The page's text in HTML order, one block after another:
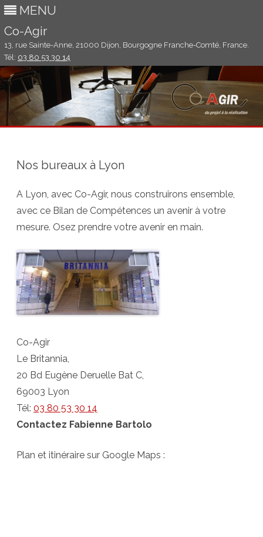
MENU
Co-Agir
13, rue Sainte-Anne, 21000 Dijon, Bourgogne Franche-Comté, France.
Tél: 03 80 53 30 14
Nos bureaux à Lyon
A Lyon, avec Co-Agir, nous construirons ensemble,
avec ce Bilan de Compétences un avenir à votre
mesure. Osez prendre votre avenir en main.
Co-Agir
Le Britannia,
20 Bd Eugène Deruelle Bat C,
69003 Lyon
Tél: 03 80 53 30 14
Contactez Fabienne Bartolo
Plan et itinéraire sur Google Maps :